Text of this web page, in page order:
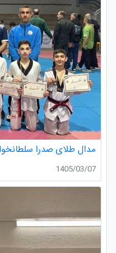
1405/03/07